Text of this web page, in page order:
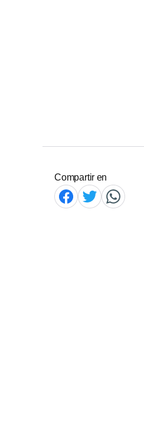
Compartir en